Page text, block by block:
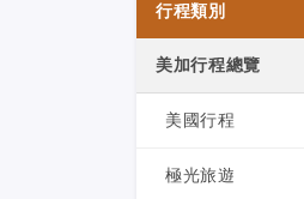
行程類別
美加行程總覽
美國行程
極光旅遊